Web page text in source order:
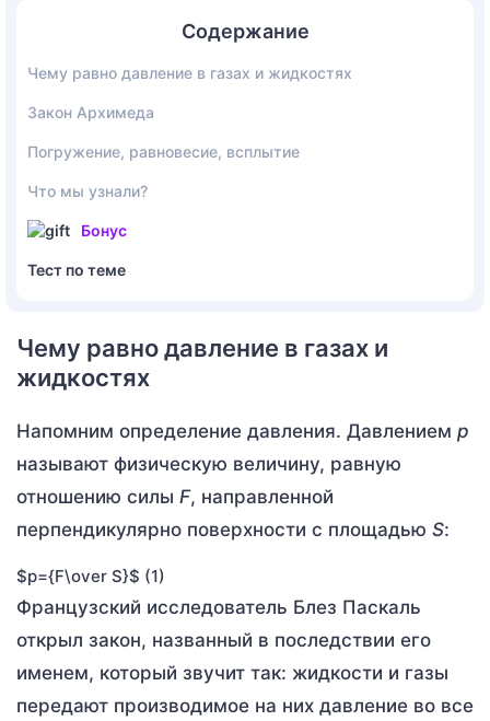
Содержание
Чему равно давление в газах и жидкостях
Закон Архимеда
Погружение, равновесие, всплытие
Что мы узнали?
Бонус
Тест по теме
Чему равно давление в газах и
жидкостях
Напомним определение давления. Давлением p
называют физическую величину, равную
отношению силы F, направленной
перпендикулярно поверхности с площадью S:
$p={F\over S}$ (1)
Французский исследователь Блез Паскаль
открыл закон, названный в последствии его
именем, который звучит так: жидкости и газы
передают производимое на них давление во все